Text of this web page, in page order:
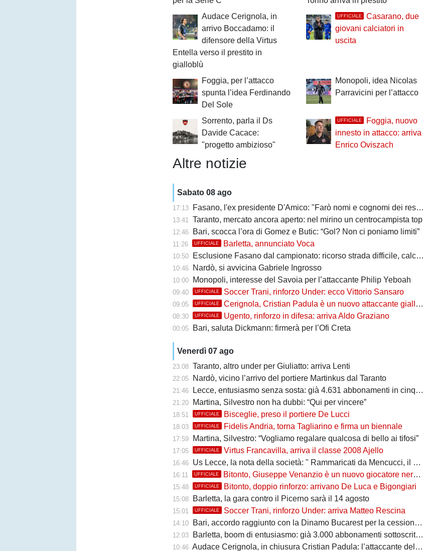
Audace Cerignola, in
arrivo Boccadamo: il
difensore della Virtus
Entella verso il prestito in
gialloblù
UFFICIALE
Casarano, due
giovani calciatori in
uscita
Foggia, per l’attacco
spunta l’idea Ferdinando
Del Sole
Monopoli, idea Nicolas
Parravicini per l’attacco
Sorrento, parla il Ds
Davide Cacace:
"progetto ambizioso"
UFFICIALE
Foggia, nuovo
innesto in attacco: arriva
Enrico Oviszach
Altre notizie
Sabato 08 ago
17:13 Fasano, l'ex presidente D'Amico: "Farò nomi e cognomi dei responsabili di questo disastro"
13:41 Taranto, mercato ancora aperto: nel mirino un centrocampista top
12:46 Bari, scocca l’ora di Gomez e Butic: “Gol? Non ci poniamo limiti”
11:26 UFFICIALE Barletta, annunciato Voca
10:50 Esclusione Fasano dal campionato: ricorso strada difficile, calciatori in fuga
10:46 Nardò, si avvicina Gabriele Ingrosso
10:00 Monopoli, interesse del Savoia per l’attaccante Philip Yeboah
09:40 UFFICIALE Soccer Trani, rinforzo Under: ecco Vittorio Sansaro
09:05 UFFICIALE Cerignola, Cristian Padula è un nuovo attaccante gialloblù
08:30 UFFICIALE Ugento, rinforzo in difesa: arriva Aldo Graziano
00:05 Bari, saluta Dickmann: firmerà per l’Ofi Creta
Venerdì 07 ago
23:08 Taranto, altro under per Giuliatto: arriva Lenti
22:05 Nardò, vicino l’arrivo del portiere Martinkus dal Taranto
21:46 Lecce, entusiasmo senza sosta: già 4.631 abbonamenti in cinque giorni
21:20 Martina, Silvestro non ha dubbi: “Qui per vincere”
18:51 UFFICIALE Bisceglie, preso il portiere De Lucci
18:03 UFFICIALE Fidelis Andria, torna Tagliarino e firma un biennale
17:59 Martina, Silvestro: “Vogliamo regalare qualcosa di bello ai tifosi”
17:05 UFFICIALE Virtus Francavilla, arriva il classe 2008 Ajello
16:46 Us Lecce, la nota della società: " Rammaricati da Mencucci, il 10 CDA straordinario"
16:11 UFFICIALE Bitonto, Giuseppe Venanzio è un nuovo giocatore neroverde
15:48 UFFICIALE Bitonto, doppio rinforzo: arrivano De Luca e Bigongiari
15:08 Barletta, la gara contro il Picerno sarà il 14 agosto
15:01 UFFICIALE Soccer Trani, rinforzo Under: arriva Matteo Rescina
14:10 Bari, accordo raggiunto con la Dinamo Bucarest per la cessione di Matthias Verreth
12:03 Barletta, boom di entusiasmo: già 3.000 abbonamenti sottoscritti per la Serie C
10:46 Audace Cerignola, in chiusura Cristian Padula: l’attaccante del Torino arriva in prestito